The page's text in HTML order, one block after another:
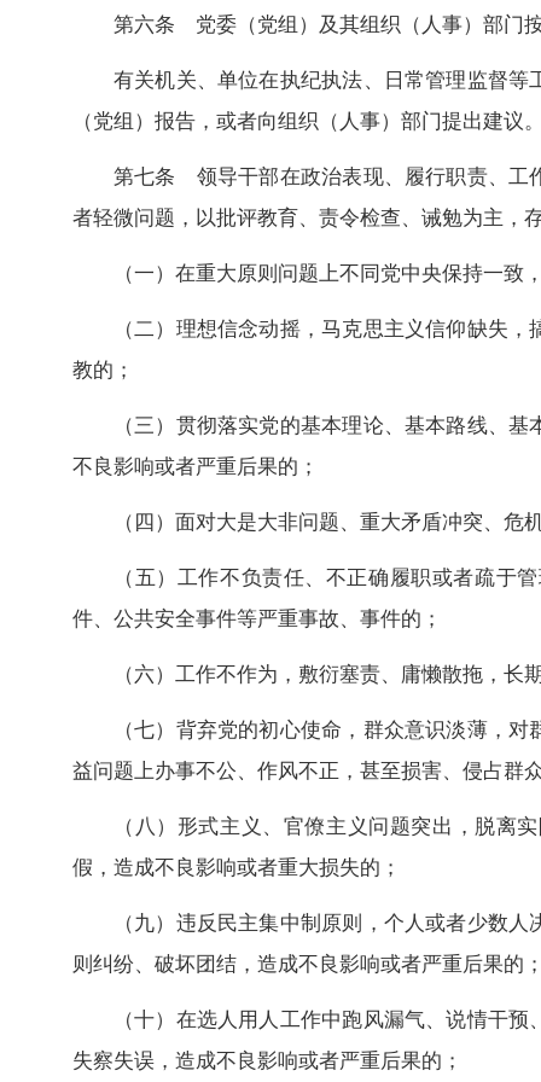
第六条 党委（党组）及其组织（人事）部门
有关机关、单位在执纪执法、日常管理监督
（党组）报告，或者向组织（人事）部门提出建议
第七条 领导干部在政治表现、履行职责、工
者轻微问题，以批评教育、责令检查、诫勉为主，
（一）在重大原则问题上不同党中央保持一致
（二）理想信念动摇，马克思主义信仰缺失
教的；
（三）贯彻落实党的基本理论、基本路线、
不良影响或者严重后果的；
（四）面对大是大非问题、重大矛盾冲突、
（五）工作不负责任、不正确履职或者疏于
件、公共安全事件等严重事故、事件的；
（六）工作不作为，敷衍塞责、庸懒散拖，长
（七）背弃党的初心使命，群众意识淡薄，
益问题上办事不公、作风不正，甚至损害、侵占群
（八）形式主义、官僚主义问题突出，脱离
假，造成不良影响或者重大损失的；
（九）违反民主集中制原则，个人或者少数
则纠纷、破坏团结，造成不良影响或者严重后果的
（十）在选人用人工作中跑风漏气、说情干
失察失误，造成不良影响或者严重后果的；